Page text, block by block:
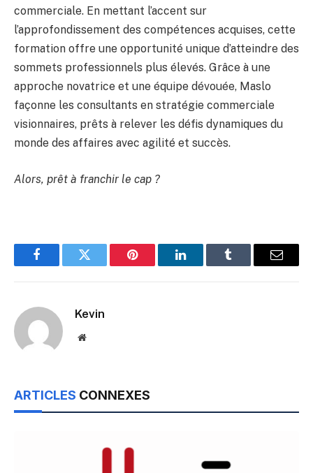
commerciale. En mettant l’accent sur
l’approfondissement des compétences acquises, cette
formation offre une opportunité unique d’atteindre des
sommets professionnels plus élevés. Grâce à une
approche novatrice et une équipe dévouée, Maslo
façonne les consultants en stratégie commerciale
visionnaires, prêts à relever les défis dynamiques du
monde des affaires avec agilité et succès.
Alors, prêt à franchir le cap ?
FacebookTwitter Pinterest LinkedInTumblr Email
Kevin
Website
ARTICLES CONNEXES